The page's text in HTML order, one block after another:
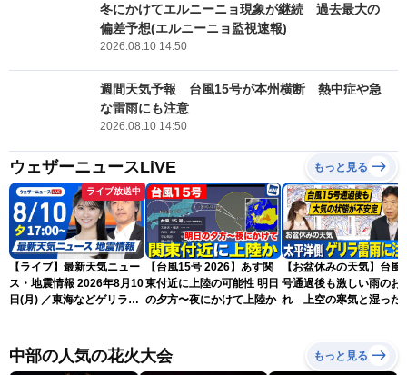
冬にかけてエルニーニョ現象が継続 過去最大の
偏差予想(エルニーニョ監視速報)
2026.08.10 14:50
週間天気予報 台風15号が本州横断 熱中症や急
な雷雨にも注意
2026.08.10 14:50
ウェザーニュースLiVE もっと見る
ライブ放送中
【ライブ】最新天気ニュー
ス・地震情報 2026年8月10
日(月) ／東海などゲリラ雷
ュースLiVEイブニング・駒
木結衣／宇野沢達也〉
【台風15号 2026】あす関
東付近に上陸の可能性 明日
の夕方〜夜にかけて上陸か
【お盆休みの天気】台風
号通過後も激しい雨のお
れ 上空の寒気と湿った
中部の人気の花火大会 もっと見る